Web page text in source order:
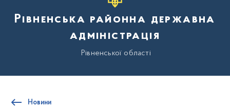
Рівненська районна державна
адміністрація
Рівненської області
Новини